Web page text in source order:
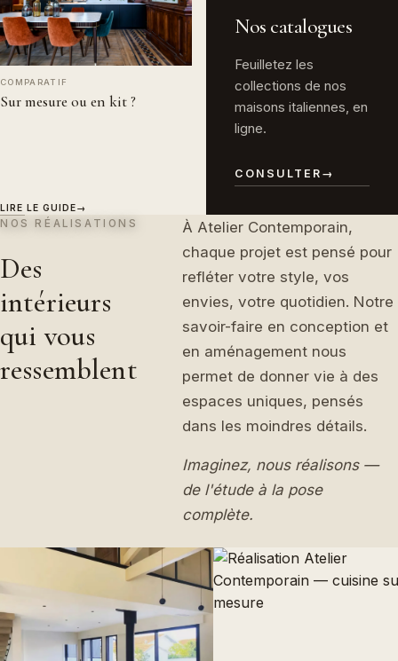
COMPARATIF
Sur mesure ou en kit ?
LIRE LE GUIDE→
Nos catalogues
Feuilletez les
collections de nos
maisons italiennes, en
ligne.
CONSULTER →
NOS RÉALISATIONS
Des
intérieurs
qui vous
ressemblent
À Atelier Contemporain,
chaque projet est pensé pour
refléter votre style, vos
envies, votre quotidien. Notre
savoir-faire en conception et
en aménagement nous
permet de donner vie à des
espaces uniques, pensés
dans les moindres détails.
Imaginez, nous réalisons —
de l'étude à la pose
complète.